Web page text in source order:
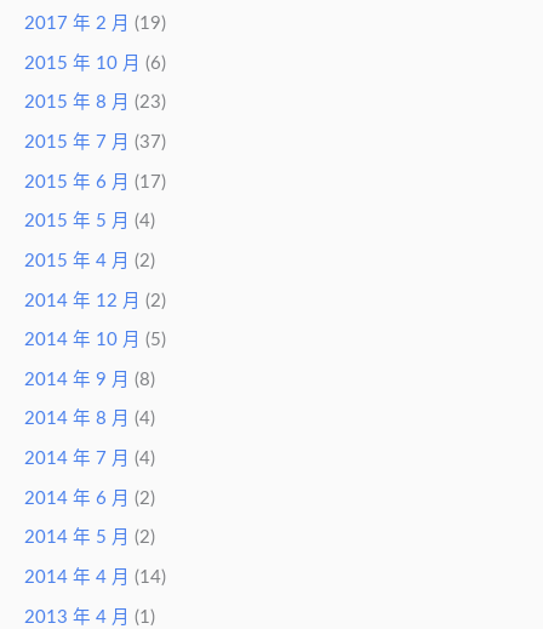
2017 年 2 月 (19)
2015 年 10 月 (6)
2015 年 8 月 (23)
2015 年 7 月 (37)
2015 年 6 月 (17)
2015 年 5 月 (4)
2015 年 4 月 (2)
2014 年 12 月 (2)
2014 年 10 月 (5)
2014 年 9 月 (8)
2014 年 8 月 (4)
2014 年 7 月 (4)
2014 年 6 月 (2)
2014 年 5 月 (2)
2014 年 4 月 (14)
2013 年 4 月 (1)